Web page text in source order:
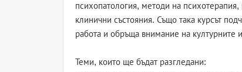
психопатология, методи на
клинични състояния. Също така курсът
работа и обръща внимание на културните
Теми, които ще бъдат разгледани: